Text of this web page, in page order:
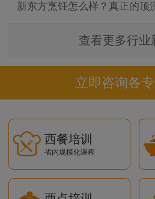
新东方烹饪怎么样？真正的顶
查看更多行业
立即咨询各
西餐培训
省内规模化课程